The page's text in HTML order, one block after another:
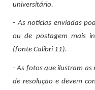
universitário.
- As notícias enviadas
ou de postagem mais
(fonte Calibri 11).
- As fotos que ilustram as
de resolução e devem